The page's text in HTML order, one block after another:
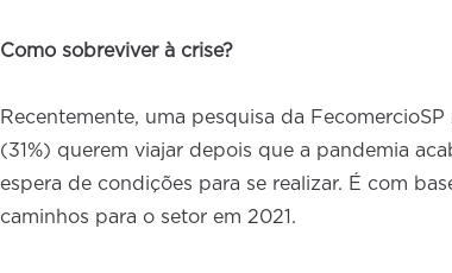
Como sobreviver à crise?
Recentemente, uma pesquisa da
(31%) querem viajar depois que a pandemia
espera de condições para se realizar. É com
caminhos para o setor em 2021.